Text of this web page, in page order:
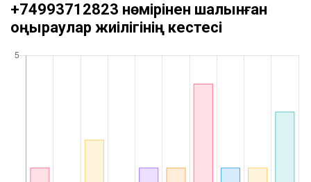
+74993712823 нөмірінен шалынған
қоңыраулар жиілігінің кестесі